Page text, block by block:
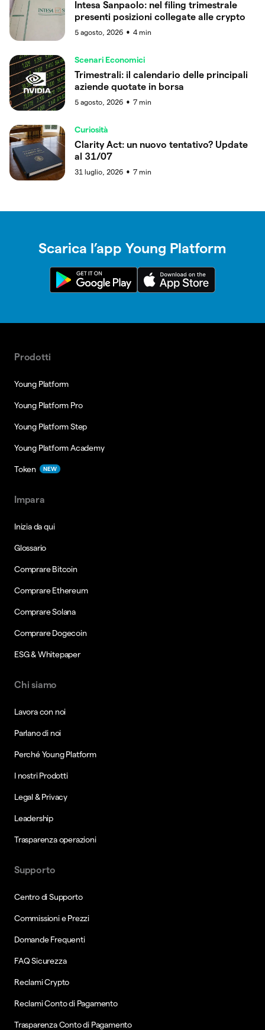
Intesa Sanpaolo: nel filing trimestrale
presenti posizioni collegate alle crypto
5 agosto, 2026 ● 4 min
Scenari Economici
Trimestrali: il calendario delle principali
aziende quotate in borsa
5 agosto, 2026 ● 7 min
Curiosità
Clarity Act: un nuovo tentativo? Update
al 31/07
31 luglio, 2026 ● 7 min
Scarica l’app Young Platform
Prodotti
Young Platform
Young Platform Pro
Young Platform Step
Young Platform Academy
Token NEW
Impara
Inizia da qui
Glossario
Comprare Bitcoin
Comprare Ethereum
Comprare Solana
Comprare Dogecoin
ESG & Whitepaper
Chi siamo
Lavora con noi
Parlano di noi
Perché Young Platform
I nostri Prodotti
Legal & Privacy
Leadership
Trasparenza operazioni
Supporto
Centro di Supporto
Commissioni e Prezzi
Domande Frequenti
FAQ Sicurezza
Reclami Crypto
Reclami Conto di Pagamento
Trasparenza Conto di Pagamento